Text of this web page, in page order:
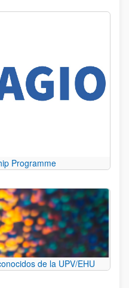
Programme
de la UPV/EHU